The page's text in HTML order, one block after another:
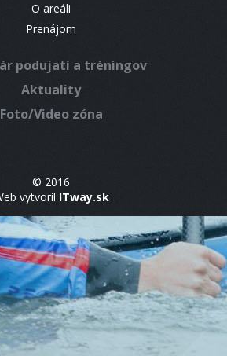
O areáli
Prenájom
podujatí a tréningov
Aktuality
Foto/Video zóna
© 2016
vytvoril ITway.sk